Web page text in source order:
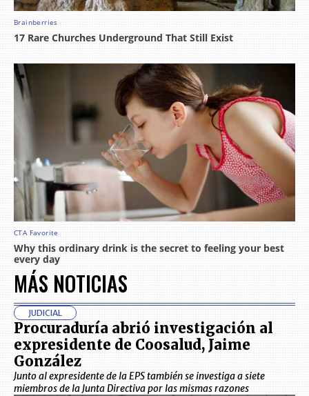
MÁS NOTICIAS
JUDICIAL
Procuraduría abrió investigación al
expresidente de Coosalud, Jaime
González
Junto al expresidente de la EPS también se investiga a siete
miembros de la Junta Directiva por las mismas razones